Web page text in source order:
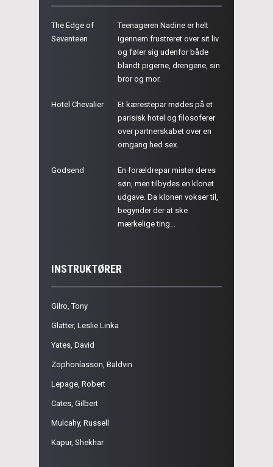
The Edge of
Seventeen
Teenageren Nadine er helt
igennem frustreret over sit liv
og føler sig udenfor både
blandt pigerne, drengene, sin
bror og mor.
Hotel Chevalier
Et kærestepar mødes på et
parisisk hotel og filosoferer
over partnerskabet over en
omgang hed sex.
Godsend
En forældrepar mister deres
søn, men tilbydes en klonet
udgave. Da klonen vokser til,
begynder der at ske
mærkelige ting...
INSTRUKTØRER
Gilro, Tony
Glatter, Leslie Linka
Yates, David
Zophoníasson, Baldvin
Lepage, Robert
Cates, Gilbert
Mulcahy, Russell
Kapur, Shekhar